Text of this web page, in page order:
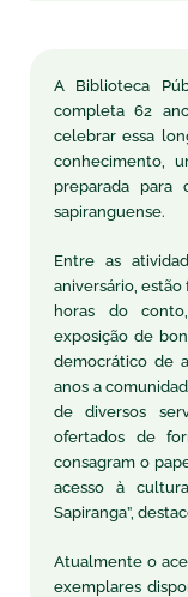
A Biblioteca
completa 62
celebrar essa
conhecimento,
preparada para
sapiranguense.
Entre as
aniversário, estão
horas do
exposição de
democrático de
anos a
de diversos
ofertados de
consagram o
acesso à
Sapiranga”,
Atualmente o
exemplares